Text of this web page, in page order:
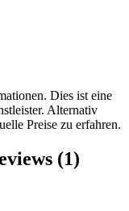
Dies ist eine
Alternativ
Preise zu erfahren.
(1)